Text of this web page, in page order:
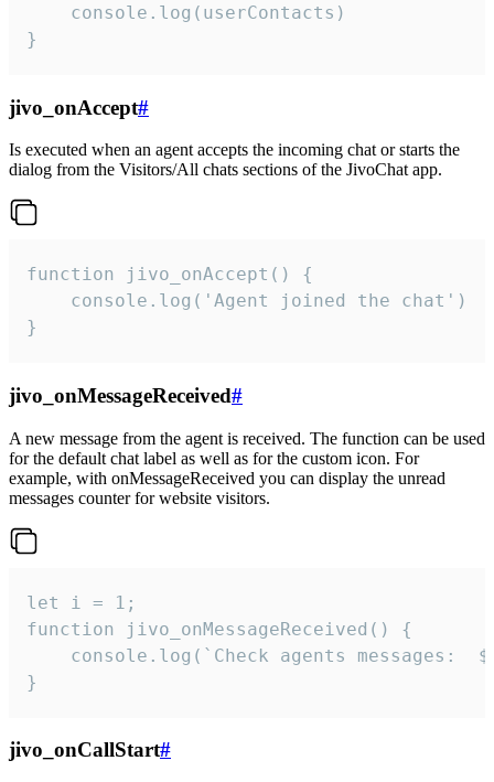
    console.log(userContacts)
}
jivo_onAccept#
Is executed when an agent accepts the incoming chat or starts the
dialog from the Visitors/All chats sections of the JivoChat app.
function jivo_onAccept() {
}
jivo_onMessageReceived#
A new message from the agent is received. The function can be used
for the default chat label as well as for the custom icon. For
example, with onMessageReceived you can display the unread
messages counter for website visitors.
let i = 1;
function jivo_onMessageReceived() {
}
jivo_onCallStart#